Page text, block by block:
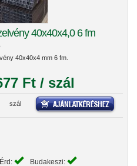
40x40x4,0 6 fm
40x40x4 mm 6 fm.
Ft / szál
szál
Érd:
Budakeszi: